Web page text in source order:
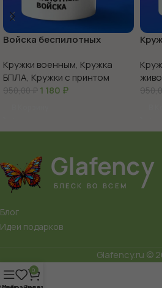
Войска беспилотных
Кружки военным, Кружка
БПЛА, Кружки с принтом
950,00₽ 1 180 ₽
Блог
Идеи подарков
Glafency.ru ©
0